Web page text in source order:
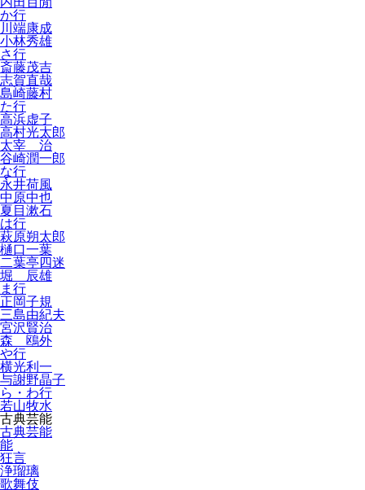
か行
川端康成
小林秀雄
さ行
斎藤茂吉
志賀直哉
島崎藤村
た行
高浜虚子
高村光太郎
太宰 治
谷崎潤一郎
な行
永井荷風
中原中也
夏目漱石
は行
萩原朔太郎
樋口一葉
二葉亭四迷
堀 辰雄
ま行
正岡子規
三島由紀夫
宮沢賢治
森 鴎外
や行
横光利一
与謝野晶子
ら・わ行
若山牧水
古典芸能
古典芸能
能
狂言
浄瑠璃
歌舞伎